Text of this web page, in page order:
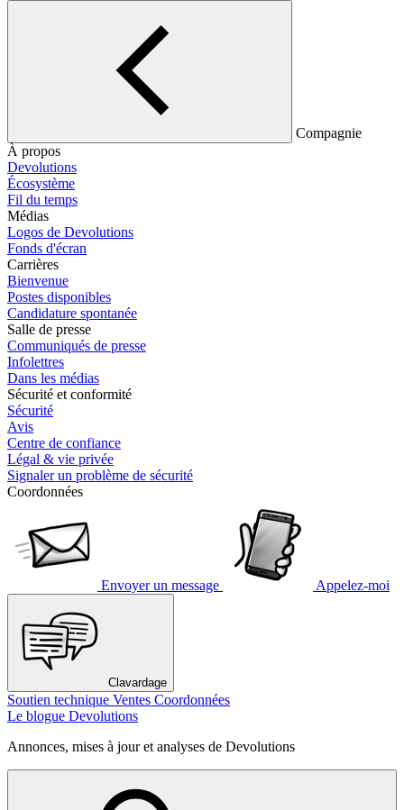
Compagnie
À propos
Devolutions
Écosystème
Fil du temps
Médias
Logos de Devolutions
Fonds d'écran
Carrières
Bienvenue
Postes disponibles
Candidature spontanée
Salle de presse
Communiqués de presse
Infolettres
Dans les médias
Sécurité et conformité
Sécurité
Avis
Centre de confiance
Légal & vie privée
Signaler un problème de sécurité
Coordonnées
Envoyer un message Appelez-moi
Clavardage
Soutien technique Ventes Coordonnées
Le blogue Devolutions
Annonces, mises à jour et analyses de Devolutions